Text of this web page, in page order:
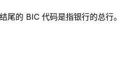
的 BIC 代码是指银行的总行。